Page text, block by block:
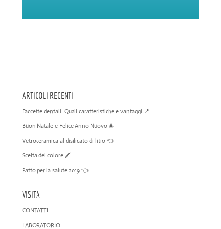
ARTICOLI RECENTI
Faccette dentali. Quali caratteristiche e vantaggi 📍
Buon Natale e Felice Anno Nuovo 🎄
Vetroceramica al disilicato di litio 👈
Scelta del colore 🖍️
Patto per la salute 2019 👈
VISITA
CONTATTI
LABORATORIO